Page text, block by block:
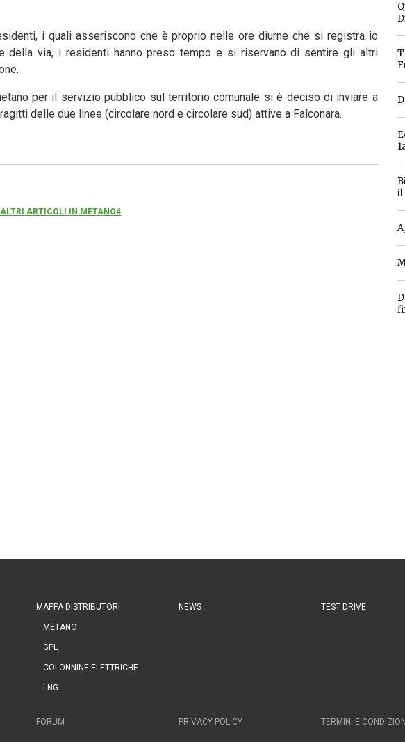
i quali asseriscono che è proprio nelle ore diurne che si registra io
della via, i residenti hanno preso tempo e si riservano di sentire gli altri
per il servizio pubblico sul territorio comunale si è deciso di inviare a
delle due linee (circolare nord e circolare sud) attive a Falconara.
ARTICOLI IN METANO4
il
MAPPA DISTRIBUTORI
METANO
GPL
COLONNINE ELETTRICHE
LNG
NEWS TEST DRIVE
FORUM PRIVACY POLICY TERMINI E CONDIZIONI